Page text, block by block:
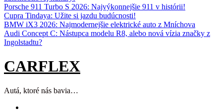
Porsche 911 Turbo S 2026: Najvýkonnejšie 911 v histórii!
Cupra Tindaya: Užite si jazdu budúcnosti!
BMW iX3 2026: Najmodernejšie elektrické auto z Mníchova
Audi Concept C: Nástupca modelu R8, alebo nová vízia značky z
Ingolstadtu?
CARFLEX
Autá, ktoré nás bavia…